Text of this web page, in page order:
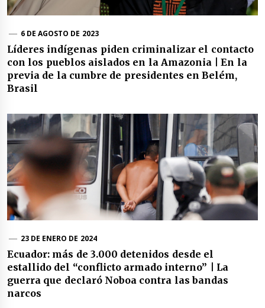
6 DE AGOSTO DE 2023
Líderes indígenas piden criminalizar el contacto
con los pueblos aislados en la Amazonia | En la
previa de la cumbre de presidentes en Belém,
Brasil
23 DE ENERO DE 2024
Ecuador: más de 3.000 detenidos desde el
estallido del “conflicto armado interno” | La
guerra que declaró Noboa contra las bandas
narcos